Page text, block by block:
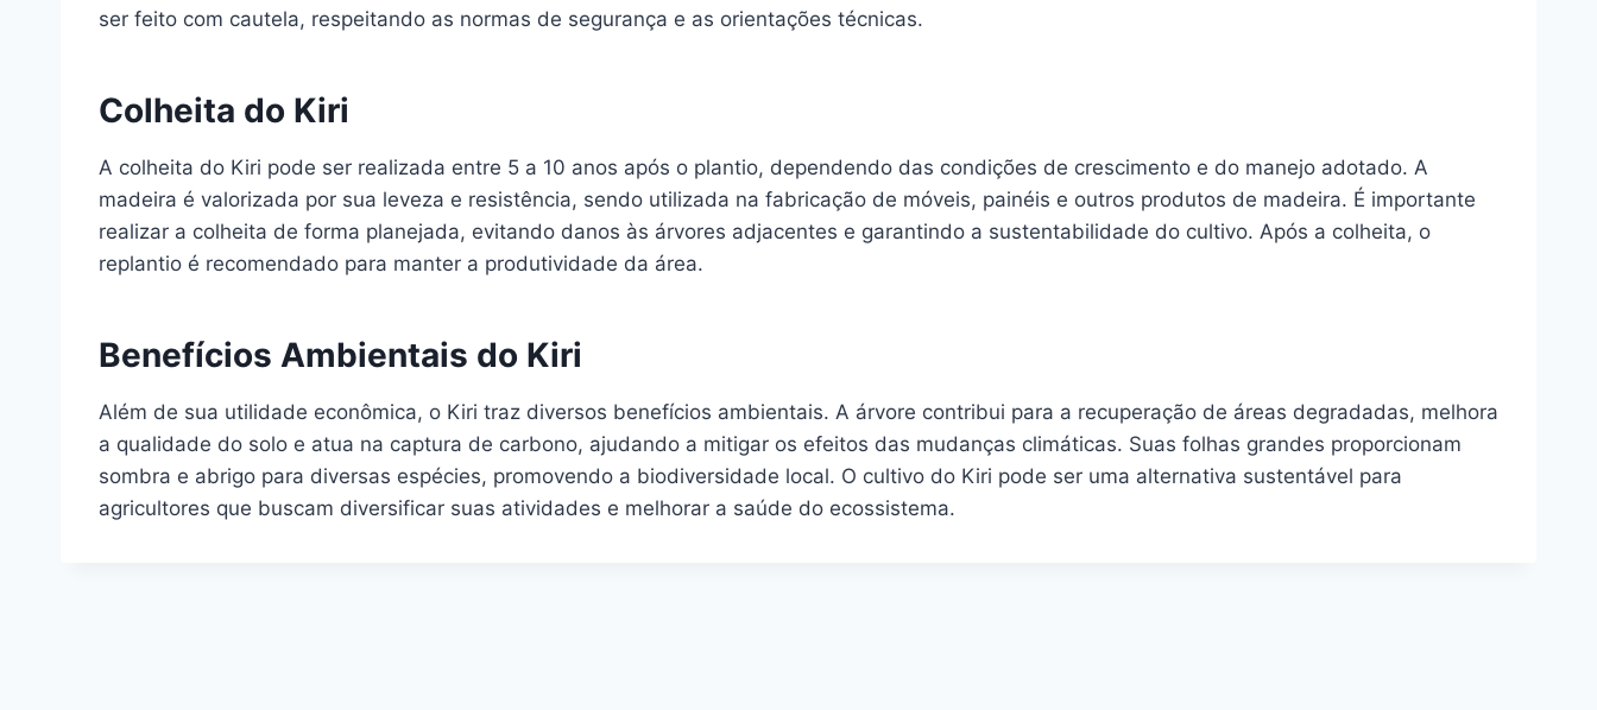
ser feito com cautela, respeitando as normas de segurança e as orientações técnicas.
Colheita do Kiri
A colheita do Kiri pode ser realizada entre 5 a 10 anos após o plantio, dependendo das condições de crescimento e do manejo adotado. A
madeira é valorizada por sua leveza e resistência, sendo utilizada na fabricação de móveis, painéis e outros produtos de madeira. É importante
realizar a colheita de forma planejada, evitando danos às árvores adjacentes e garantindo a sustentabilidade do cultivo. Após a colheita, o
replantio é recomendado para manter a produtividade da área.
Benefícios Ambientais do Kiri
Além de sua utilidade econômica, o Kiri traz diversos benefícios ambientais. A árvore contribui para a recuperação de áreas degradadas, melhora
a qualidade do solo e atua na captura de carbono, ajudando a mitigar os efeitos das mudanças climáticas. Suas folhas grandes proporcionam
sombra e abrigo para diversas espécies, promovendo a biodiversidade local. O cultivo do Kiri pode ser uma alternativa sustentável para
agricultores que buscam diversificar suas atividades e melhorar a saúde do ecossistema.